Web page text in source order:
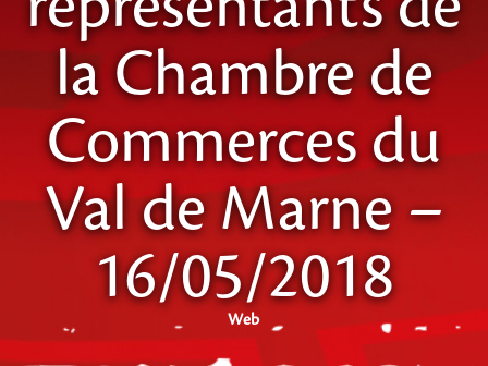
la Chambre de
Commerces du
Val de Marne –
16/05/2018
Web